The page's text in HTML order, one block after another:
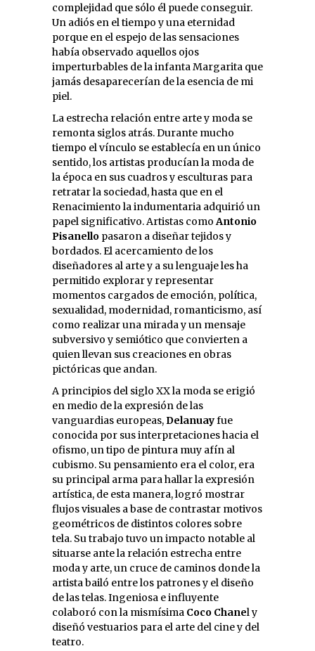
complejidad que sólo él puede conseguir.
Un adiós en el tiempo y una eternidad
porque en el espejo de las sensaciones
había observado aquellos ojos
imperturbables de la infanta Margarita que
jamás desaparecerían de la esencia de mi
piel.
La estrecha relación entre arte y moda se
remonta siglos atrás. Durante mucho
tiempo el vínculo se establecía en un único
sentido, los artistas producían la moda de
la época en sus cuadros y esculturas para
retratar la sociedad, hasta que en el
Renacimiento la indumentaria adquirió un
papel significativo. Artistas comoAntonio
Pisanello pasaron a diseñar tejidos y
bordados. El acercamiento de los
diseñadores al arte y a su lenguaje les ha
permitido explorar y representar
momentos cargados de emoción, política,
sexualidad, modernidad, romanticismo, así
como realizar una mirada y un mensaje
subversivo y semiótico que convierten a
quien llevan sus creaciones en obras
pictóricas que andan.
A principios del siglo XX la moda se erigió
en medio de la expresión de las
vanguardias europeas,Delanuayfue
conocida por sus interpretaciones hacia el
ofismo, un tipo de pintura muy afín al
cubismo. Su pensamiento era el color, era
su principal arma para hallar la expresión
artística, de esta manera, logró mostrar
flujos visuales a base de contrastar motivos
geométricos de distintos colores sobre
tela. Su trabajo tuvo un impacto notable al
situarse ante la relación estrecha entre
moda y arte, un cruce de caminos donde la
artista bailó entre los patrones y el diseño
de las telas. Ingeniosa e influyente
colaboró con la mismísima Coco Chanel y
diseñó vestuarios para el arte del cine y del
teatro.